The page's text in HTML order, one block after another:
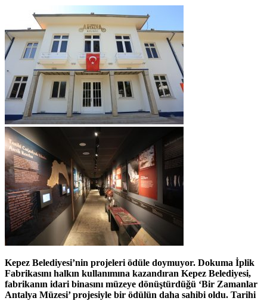
Kepez Belediyesi’nin projeleri ödüle doymuyor. Dokuma İplik
Fabrikasını halkın kullanımına kazandıran Kepez Belediyesi,
fabrikanın idari binasını müzeye dönüştürdüğü ‘Bir Zamanlar
Antalya Müzesi’ projesiyle bir ödülün daha sahibi oldu. Tarihi